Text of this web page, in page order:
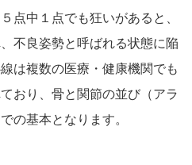
点中１点でも狂いがあると、
不良姿勢と呼ばれる状態に陥
は複数の医療・健康機関でも
おり、骨と関節の並び（アラ
の基本となります。